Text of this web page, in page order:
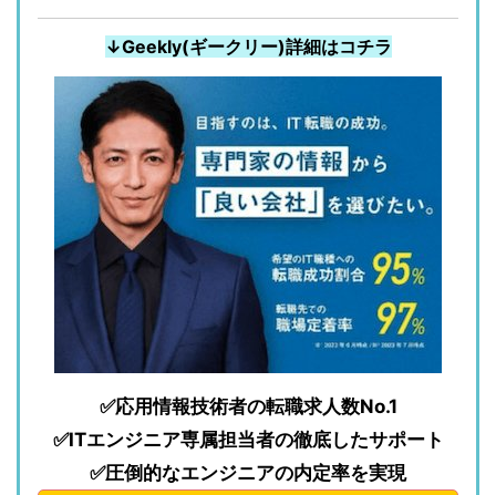
↓Geekly(ギークリー)詳細はコチラ
✅応用情報技術者の転職求人数No.1
✅ITエンジニア専属担当者の徹底したサポート
✅圧倒的なエンジニアの内定率を実現